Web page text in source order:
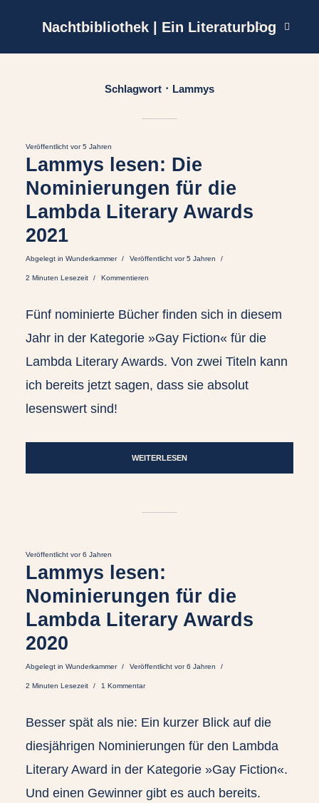
Nachtbibliothek | Ein Literaturblog
Schlagwort Lammys
Veröffentlicht vor 5 Jahren
Lammys lesen: Die
Nominierungen für die
Lambda Literary Awards
2021
Abgelegt in Wunderkammer Veröffentlicht vor 5 Jahren
2 Minuten Lesezeit Kommentieren
Fünf nominierte Bücher finden sich in diesem
Jahr in der Kategorie »Gay Fiction« für die
Lambda Literary Awards. Von zwei Titeln kann
ich bereits jetzt sagen, dass sie absolut
lesenswert sind!
WEITERLESEN
Veröffentlicht vor 6 Jahren
Lammys lesen:
Nominierungen für die
Lambda Literary Awards
2020
Abgelegt in Wunderkammer Veröffentlicht vor 6 Jahren
2 Minuten Lesezeit 1 Kommentar
Besser spät als nie: Ein kurzer Blick auf die
diesjährigen Nominierungen für den Lambda
Literary Award in der Kategorie »Gay Fiction«.
Und einen Gewinner gibt es auch bereits.